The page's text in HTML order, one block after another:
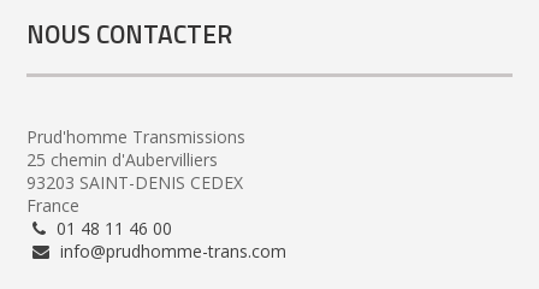
NOUS CONTACTER
Prud'homme Transmissions
25 chemin d'Aubervilliers
93203 SAINT-DENIS CEDEX
France
01 48 11 46 00
info@prudhomme-trans.com